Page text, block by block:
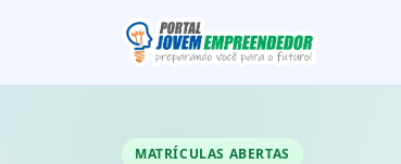
MATRÍCULAS ABERTAS